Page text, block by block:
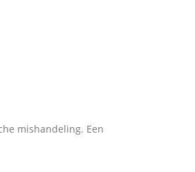
mishandeling. Een